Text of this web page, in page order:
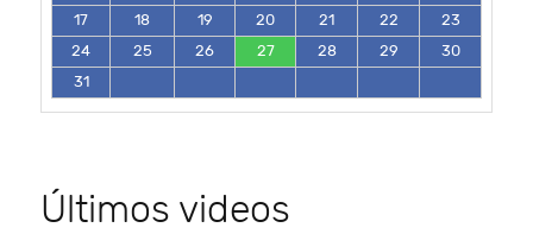
17
18 19 20 21 22
23
24
25 26 27 28 29
30
31
Últimos videos